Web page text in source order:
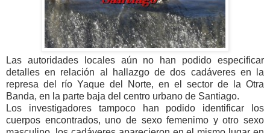
Las autoridades locales aún no han podido especificar
detalles en relación al hallazgo de dos cadáveres en la
represa del río Yaque del Norte, en el sector de la Otra
Banda, en la parte baja del centro urbano de Santiago.
Los investigadores tampoco han podido identificar los
cuerpos encontrados, uno de sexo femenimo y otro sexo